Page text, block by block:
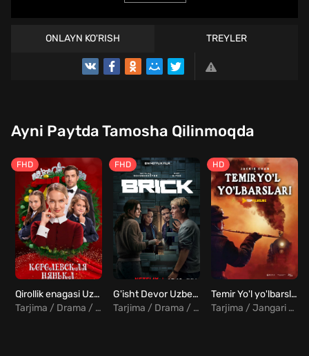
ONLAYN KO'RISH TREYLER
Ayni Paytda Tamosha Qilinmoqda
FHD
Qirollik enagasi Uzbek Tilida
Tarjima / Drama / Komediya / Melodrama
FHD
G'isht Devor Uzbek Tilida
Tarjima / Drama / Fantastika
HD
Temir Yo'l yo'lbarslari Uzbek tilida
Tarjima / Jangari / Tarixiy